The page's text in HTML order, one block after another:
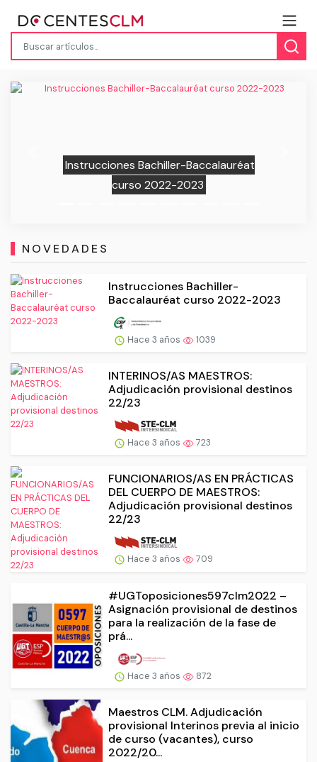
INTERINOS/AS MAESTROS: Adjudicación
provisional destinos 22/23
Previous
NOVEDADES
Instrucciones Bachiller-
Baccalauréat curso 2022-2023
Hace 3 años 1039
INTERINOS/AS MAESTROS:
Adjudicación provisional destinos
22/23
Hace 3 años 723
FUNCIONARIOS/AS EN PRÁCTICAS
DEL CUERPO DE MAESTROS:
Adjudicación provisional destinos
22/23
Hace 3 años 709
#UGToposiciones597clm2022 –
Asignación provisional de destinos
para la realización de la fase de
prá...
Hace 3 años 872
Maestros CLM. Adjudicación
provisional Interinos previa al inicio
de curso (vacantes), curso
2022/20...